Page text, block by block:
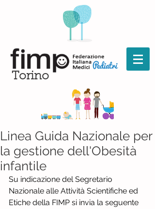
Torino
Linea Guida Nazionale per
la gestione dell'Obesità
infantile
Su indicazione del Segretario
Nazionale alle Attività Scientifiche ed
Etiche della FIMP si invia la seguente